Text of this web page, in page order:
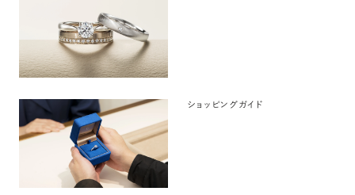
ショッピングガイド